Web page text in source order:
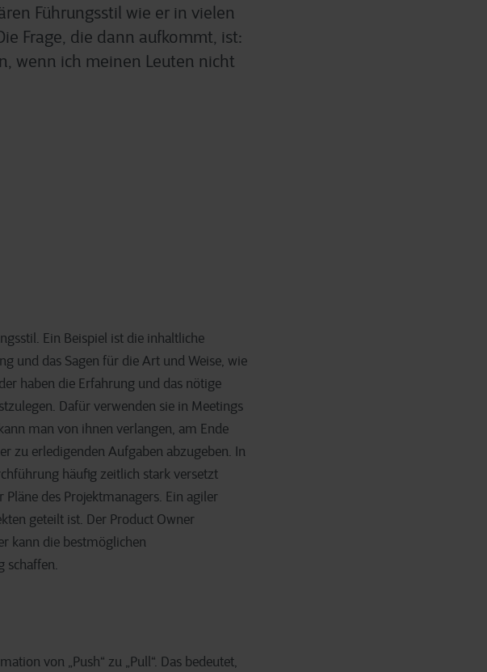
Führungsstil wie er in vielen
Frage, die dann aufkommt, ist:
wenn ich meinen Leuten nicht
Ein Beispiel ist die inhaltliche
und das Sagen für die Art und Weise, wie
haben die Erfahrung und das nötige
Dafür verwenden sie in Meetings
man von ihnen verlangen, am Ende
zu erledigenden Aufgaben abzugeben. In
häufig zeitlich stark versetzt
des Projektmanagers. Ein agiler
geteilt ist. Der Product Owner
kann die bestmöglichen
schaffen.
von „Push“ zu „Pull“. Das bedeutet,